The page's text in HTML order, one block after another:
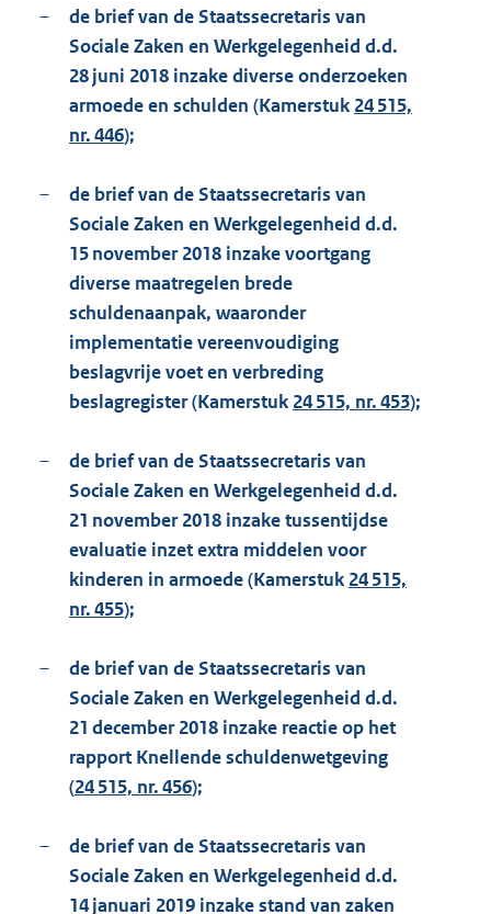
–
de brief van de Staatssecretaris van
Sociale Zaken en Werkgelegenheid d.d.
28 juni 2018 inzake diverse onderzoeken
armoede en schulden (Kamerstuk 24 515,
nr. 446);
–
de brief van de Staatssecretaris van
Sociale Zaken en Werkgelegenheid d.d.
15 november 2018 inzake voortgang
diverse maatregelen brede
schuldenaanpak, waaronder
implementatie vereenvoudiging
beslagvrije voet en verbreding
beslagregister (Kamerstuk 24 515, nr. 453);
–
de brief van de Staatssecretaris van
Sociale Zaken en Werkgelegenheid d.d.
21 november 2018 inzake tussentijdse
evaluatie inzet extra middelen voor
kinderen in armoede (Kamerstuk 24 515,
nr. 455);
–
de brief van de Staatssecretaris van
Sociale Zaken en Werkgelegenheid d.d.
21 december 2018 inzake reactie op het
rapport Knellende schuldenwetgeving
(24 515, nr. 456);
–
de brief van de Staatssecretaris van
Sociale Zaken en Werkgelegenheid d.d.
14 januari 2019 inzake stand van zaken